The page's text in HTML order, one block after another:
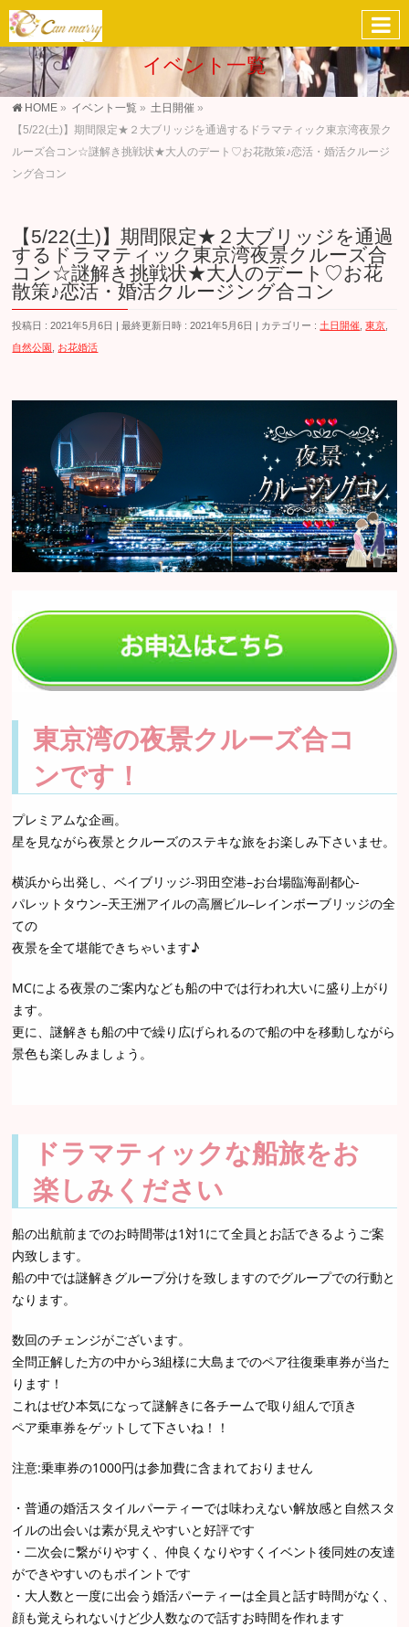
イベント一覧
HOME » イベント一覧 » 土日開催 »
【5/22(土)】期間限定★２大ブリッジを通過するドラマティック東京湾夜景ク
ルーズ合コン☆謎解き挑戦状★大人のデート♡お花散策♪恋活・婚活クルージ
ング合コン
【5/22(土)】期間限定★２大ブリッジを通過
するドラマティック東京湾夜景クルーズ合
コン☆謎解き挑戦状★大人のデート♡お花
散策♪恋活・婚活クルージング合コン
投稿日 : 2021年5月6日 最終更新日時 : 2021年5月6日 カテゴリー : 土日開催 ,東京
自然公園
お花婚活
東京湾の夜景クルーズ合コ
ンです！
プレミアムな企画。
星を見ながら夜景とクルーズのステキな旅をお楽しみ下さいませ。
横浜から出発し、ベイブリッジ-羽田空港–お台場臨海副都心-
パレットタウン–天王洲アイルの高層ビル–レインボーブリッジの全
ての
夜景を全て堪能できちゃいます♪
MCによる夜景のご案内なども船の中では行われ大いに盛り上がり
ます。
更に、謎解きも船の中で繰り広げられるので船の中を移動しながら
景色も楽しみましょう。
ドラマティックな船旅をお
楽しみください
船の出航前までのお時間帯は1対1にて全員とお話できるようご案
内致します。
船の中では謎解きグループ分けを致しますのでグループでの行動と
なります。
数回のチェンジがございます。
全問正解した方の中から3組様に大島までのペア往復乗車券が当た
ります！
これはぜひ本気になって謎解きに各チームで取り組んで頂き
ペア乗車券をゲットして下さいね！！
注意:乗車券の1000円は参加費に含まれておりません
・普通の婚活スタイルパーティーでは味わえない解放感と自然スタ
イルの出会いは素が見えやすいと好評です
・二次会に繋がりやすく、仲良くなりやすくイベント後同姓の友達
ができやすいのもポイントです
・大人数と一度に出会う婚活パーティーは全員と話す時間がなく、
顔も覚えられないけど少人数なので話すお時間を作れます